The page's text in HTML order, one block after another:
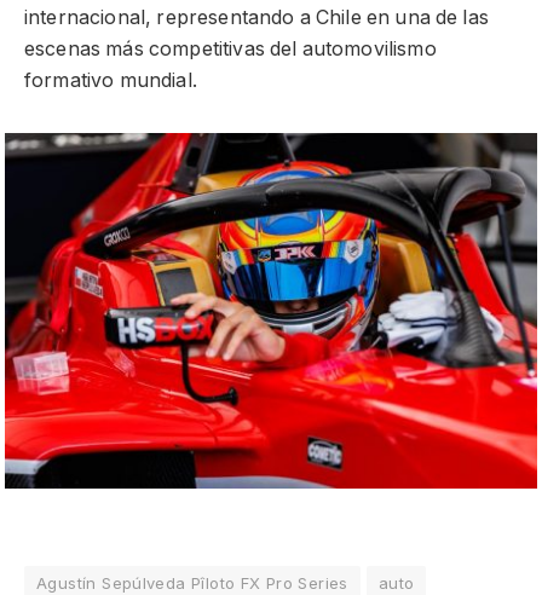
internacional, representando a Chile en una de las
escenas más competitivas del automovilismo
formativo mundial.
Agustín Sepúlveda Pîloto FX Pro Series
auto